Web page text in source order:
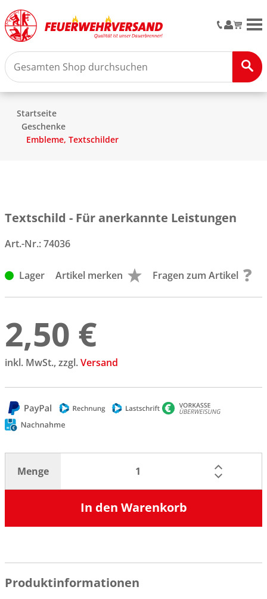
Startseite
Geschenke
Embleme, Textschilder
Textschild - Für anerkannte Leistungen
Art.-Nr.:74036
Lager Artikel merken Fragen zum Artikel
2,50 €
inkl. MwSt., zzgl.Versand
Menge
In den Warenkorb
Produktinformationen